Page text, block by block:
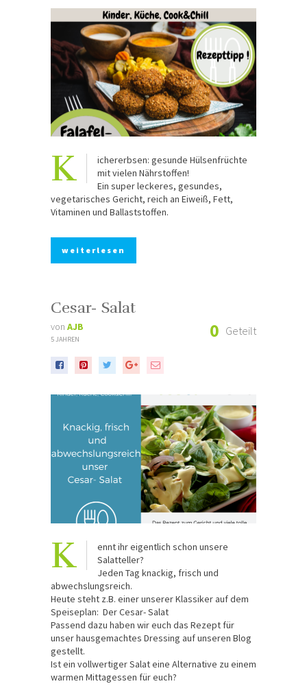
K
ichererbsen: gesunde Hülsenfrüchte
mit vielen Nährstoffen!
Ein super leckeres, gesundes,
vegetarisches Gericht, reich an Eiweiß, Fett,
Vitaminen und Ballaststoffen.
weiterlesen
Cesar- Salat
von AJB
5 JAHREN 0 Geteilt
K
ennt ihr eigentlich schon unsere
Salatteller?
Jeden Tag knackig, frisch und
abwechslungsreich.
Heute steht z.B. einer unserer Klassiker auf dem
Speiseplan: Der Cesar- Salat
Passend dazu haben wir euch das Rezept für
unser hausgemachtes Dressing auf unseren Blog
gestellt.
Ist ein vollwertiger Salat eine Alternative zu einem
warmen Mittagessen für euch?